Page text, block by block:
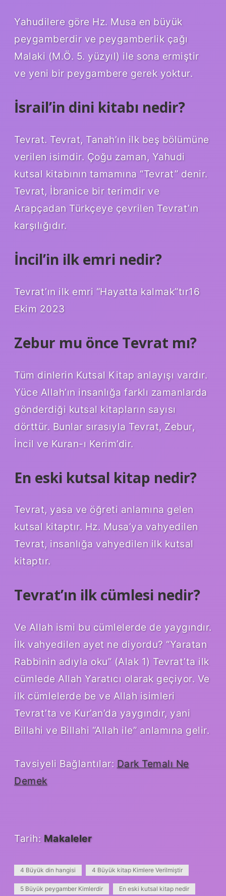
Yahudilere göre Hz. Musa en büyük
peygamberdir ve peygamberlik çağı
Malaki (M.Ö. 5. yüzyıl) ile sona ermiştir
ve yeni bir peygambere gerek yoktur.
İsrail’in dini kitabı nedir?
Tevrat. Tevrat, Tanah’ın ilk beş bölümüne
verilen isimdir. Çoğu zaman, Yahudi
kutsal kitabının tamamına “Tevrat” denir.
Tevrat, İbranice bir terimdir ve
Arapçadan Türkçeye çevrilen Tevrat’ın
karşılığıdır.
İncil’in ilk emri nedir?
Tevrat’ın ilk emri “Hayatta kalmak”tır16
Ekim 2023
Zebur mu önce Tevrat mı?
Tüm dinlerin Kutsal Kitap anlayışı vardır.
Yüce Allah’ın insanlığa farklı zamanlarda
gönderdiği kutsal kitapların sayısı
dörttür. Bunlar sırasıyla Tevrat, Zebur,
İncil ve Kuran-ı Kerim’dir.
En eski kutsal kitap nedir?
Tevrat, yasa ve öğreti anlamına gelen
kutsal kitaptır. Hz. Musa’ya vahyedilen
Tevrat, insanlığa vahyedilen ilk kutsal
kitaptır.
Tevrat’ın ilk cümlesi nedir?
Ve Allah ismi bu cümlelerde de yaygındır.
İlk vahyedilen ayet ne diyordu? “Yaratan
Rabbinin adıyla oku” (Alak 1) Tevrat’ta ilk
cümlede Allah Yaratıcı olarak geçiyor. Ve
ilk cümlelerde be ve Allah isimleri
Tevrat’ta ve Kur’an’da yaygındır, yani
Billahi ve Billahi “Allah ile” anlamına gelir.
Tavsiyeli Bağlantılar: Dark Temalı Ne
Demek
Tarih: Makaleler
4 Büyük din hangisi 4 Büyük kitap Kimlere Verilmiştir
5 Büyük peygamber Kimlerdir En eski kutsal kitap nedir